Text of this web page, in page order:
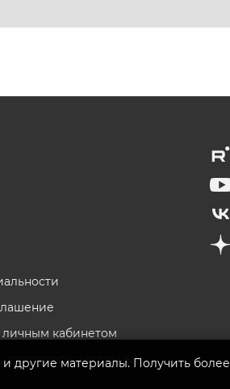
кабинетом
персональных данных
другие материалы. Получить более